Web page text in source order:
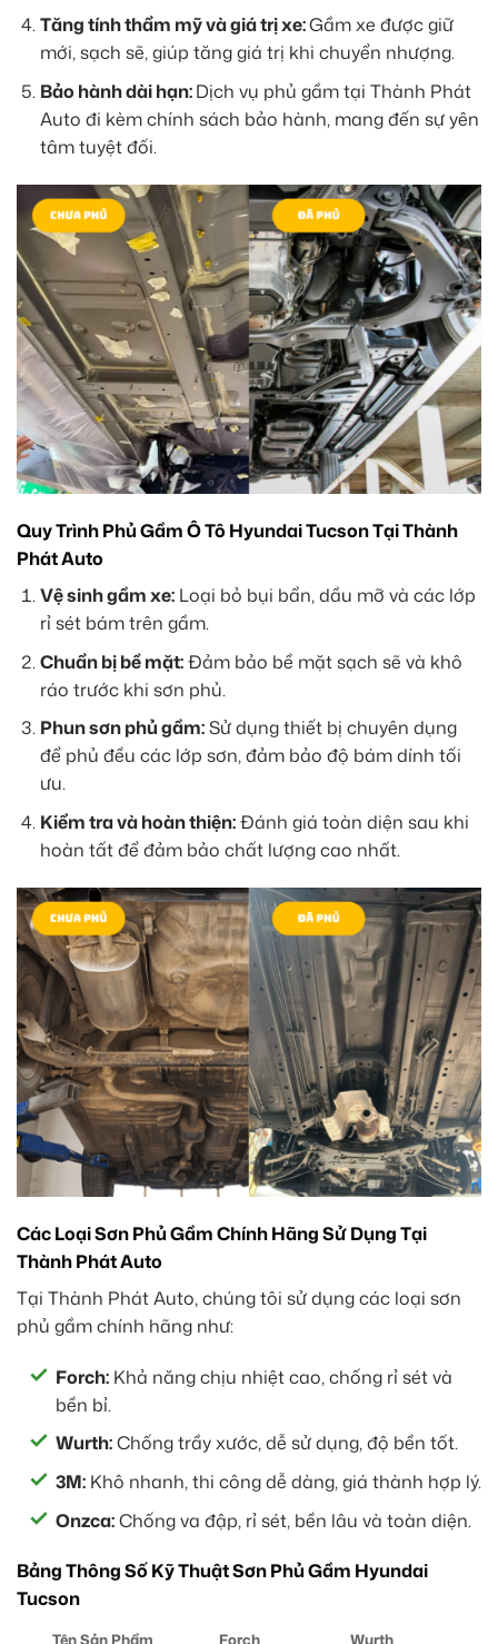
Tăng tính thẩm mỹ và giá trị xe:Gầm xe được giữ
mới, sạch sẽ, giúp tăng giá trị khi chuyển nhượng.
Bảo hành dài hạn:Dịch vụ phủ gầm tại Thành Phát
Auto đi kèm chính sách bảo hành, mang đến sự yên
tâm tuyệt đối.
Quy Trình Phủ Gầm Ô Tô Hyundai Tucson Tại Thành
Phát Auto
Vệ sinh gầm xe:Loại bỏ bụi bẩn, dầu mỡ và các lớp
rỉ sét bám trên gầm.
Chuẩn bị bề mặt:Đảm bảo bề mặt sạch sẽ và khô
ráo trước khi sơn phủ.
Phun sơn phủ gầm:Sử dụng thiết bị chuyên dụng
để phủ đều các lớp sơn, đảm bảo độ bám dính tối
ưu.
Kiểm tra và hoàn thiện:Đánh giá toàn diện sau khi
hoàn tất để đảm bảo chất lượng cao nhất.
Các Loại Sơn Phủ Gầm Chính Hãng Sử Dụng Tại
Thành Phát Auto
Tại Thành Phát Auto, chúng tôi sử dụng các loại sơn
phủ gầm chính hãng như:
Forch: Khả năng chịu nhiệt cao, chống rỉ sét và
bền bỉ.
Wurth:Chống trầy xước, dễ sử dụng, độ bền tốt.
3M: Khô nhanh, thi công dễ dàng, giá thành hợp lý.
Onzca:Chống va đập, rỉ sét, bền lâu và toàn diện.
Bảng Thông Số Kỹ Thuật Sơn Phủ Gầm Hyundai
Tucson
Tên Sản Phẩm Forch Wurth